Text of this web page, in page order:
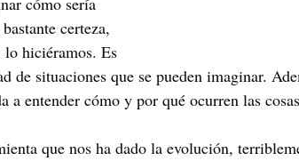
certeza,
lo hiciéramos. Es
de situaciones que se pueden imaginar.
a entender cómo y por qué ocurren las
que nos ha dado la evolución,